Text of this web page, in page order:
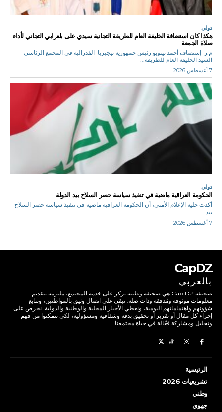
دولي
هكذا كان استضافة الخليفة العام للطريقة التجانية سيدي على بلعرابي التجاني لأداء
صلاة الجمعة
م.ر إستضاف أحمد تينوبو رئيس جمهورية نيجيريا الفدرالية في المجمع الرئاسي
السيد الخليفة العام للطريقة...
7 أغسطس 2026
دولي
الحكومة العراقية ماضية في تنفيذ سياسة حصر السلاح بيد الدولة
أكدت خلية الإعلام الأمني، أن الحكومة العراقية ماضية في تنفيذ سياسة حصر السلاح
بيد...
7 أغسطس 2026
CapDZ
بالعربي
صحيفة Cap DZ هي صحيفة وطنية تركز على خدمة المجتمع، ملتزمة بتقديم
معلومات موثوقة ومُدققة وذات صلة. نبقى على اتصال وثيق بالمواطنين، ونتابع
شؤونهم واهتماماتهم اليومية، ونغطي الأخبار المحلية والوطنية والدولية. نحرص على
إجراء كل مقال أو تقرير أو تحقيق بدقة وشفافية ومسؤولية، لكي تتمكنوا من فهم
وتحليل ومشاركة فعّالة في حياة مجتمعنا.
الرئيسية
تشريعيات 2026
وطني
جهوي